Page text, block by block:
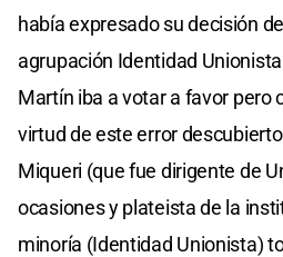
había expresado su decisión
agrupación Identidad
Martín iba a votar a favor pero
virtud de este error
Miqueri (que fue dirigente de
ocasiones y plateista de la
minoría (Identidad Unionista)